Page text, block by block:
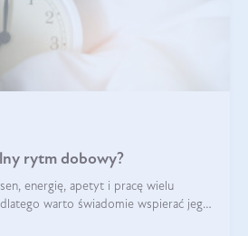
rytm dobowy?
energię, apetyt i pracę wielu
warto świadomie wspierać jego